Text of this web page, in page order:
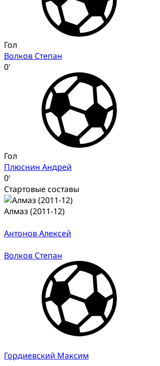
Гол
Волков Степан
0'
Гол
Плюснин Андрей
0'
Стартовые составы
Алмаз (2011-12)
Антонов Алексей
Волков Степан
Гордиевский Максим